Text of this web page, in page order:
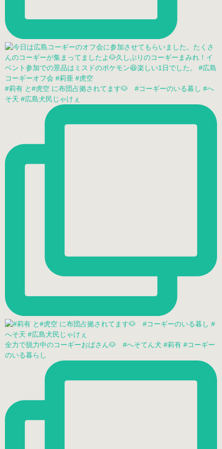
#莉有 と#虎空 に布団占拠されてます🐶 #コーギーのいる暮し #へ
そ天 #広島犬民じゃけぇ
全力で脱力中のコーギーおばさん🐶 #へそてん犬 #莉有 #コーギー
のいる暮らし